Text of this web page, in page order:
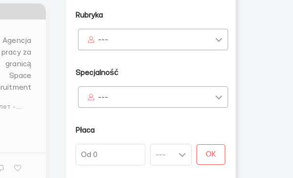
Rubryka
---
Specjalność
---
Płaca
OK